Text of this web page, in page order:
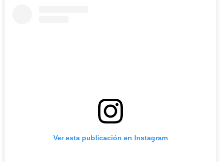
Ver esta publicación en Instagram